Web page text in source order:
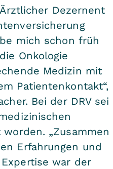
Dezernent
mich schon früh
Onkologie
Medizin mit
Patientenkontakt“,
Bei der DRV sei
„Zusammen
Erfahrungen und
war der